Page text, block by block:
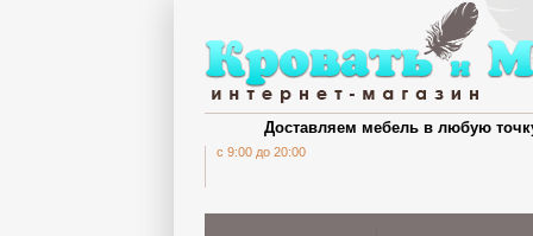
c 9:00 до 20:00
Доставляем мебель в любую